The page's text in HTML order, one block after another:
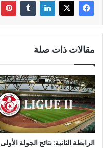
مقالات ذات صلة
الرابطة الثانية: نتائج الجولة الأولى